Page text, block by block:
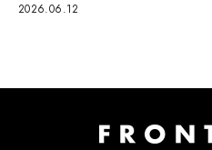
2026.06.12